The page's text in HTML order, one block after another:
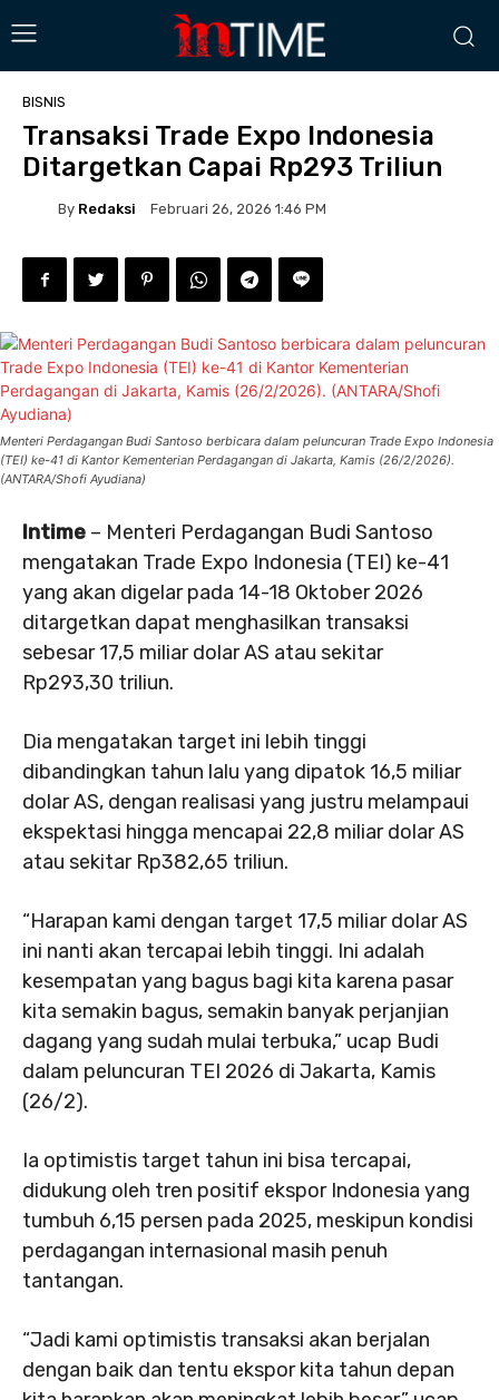
BISNIS
Transaksi Trade Expo Indonesia
Ditargetkan Capai Rp293 Triliun
By Redaksi Februari 26, 2026 1:46 PM
Menteri Perdagangan Budi Santoso berbicara dalam peluncuran Trade Expo Indonesia
(TEI) ke-41 di Kantor Kementerian Perdagangan di Jakarta, Kamis (26/2/2026).
(ANTARA/Shofi Ayudiana)
Intime – Menteri Perdagangan Budi Santoso
mengatakan Trade Expo Indonesia (TEI) ke-41
yang akan digelar pada 14-18 Oktober 2026
ditargetkan dapat menghasilkan transaksi
sebesar 17,5 miliar dolar AS atau sekitar
Rp293,30 triliun.
Dia mengatakan target ini lebih tinggi
dibandingkan tahun lalu yang dipatok 16,5 miliar
dolar AS, dengan realisasi yang justru melampaui
ekspektasi hingga mencapai 22,8 miliar dolar AS
atau sekitar Rp382,65 triliun.
“Harapan kami dengan target 17,5 miliar dolar AS
ini nanti akan tercapai lebih tinggi. Ini adalah
kesempatan yang bagus bagi kita karena pasar
kita semakin bagus, semakin banyak perjanjian
dagang yang sudah mulai terbuka,” ucap Budi
dalam peluncuran TEI 2026 di Jakarta, Kamis
(26/2).
Ia optimistis target tahun ini bisa tercapai,
didukung oleh tren positif ekspor Indonesia yang
tumbuh 6,15 persen pada 2025, meskipun kondisi
perdagangan internasional masih penuh
tantangan.
“Jadi kami optimistis transaksi akan berjalan
dengan baik dan tentu ekspor kita tahun depan